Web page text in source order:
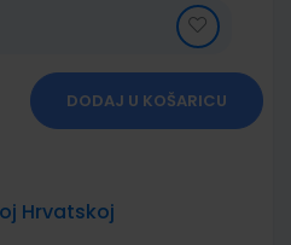
DODAJ U KOŠARICU
Hrvatskoj